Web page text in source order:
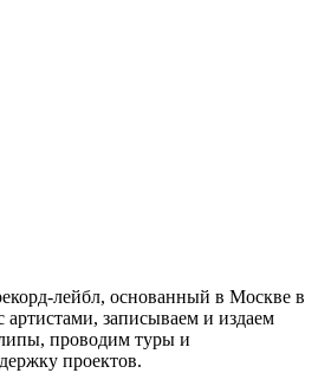
лейбл, основанный в Москве в
артистами, записываем и издаем
проводим туры и
проектов.